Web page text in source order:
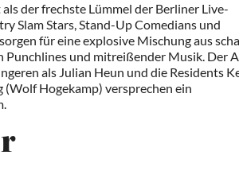
der frechste Lümmel der Berliner Live-
Slam Stars, Stand-Up Comedians und
für eine explosive Mischung aus
und mitreißender Musik. Der
als Julian Heun und die Residents
(Wolf Hogekamp) versprechen ein